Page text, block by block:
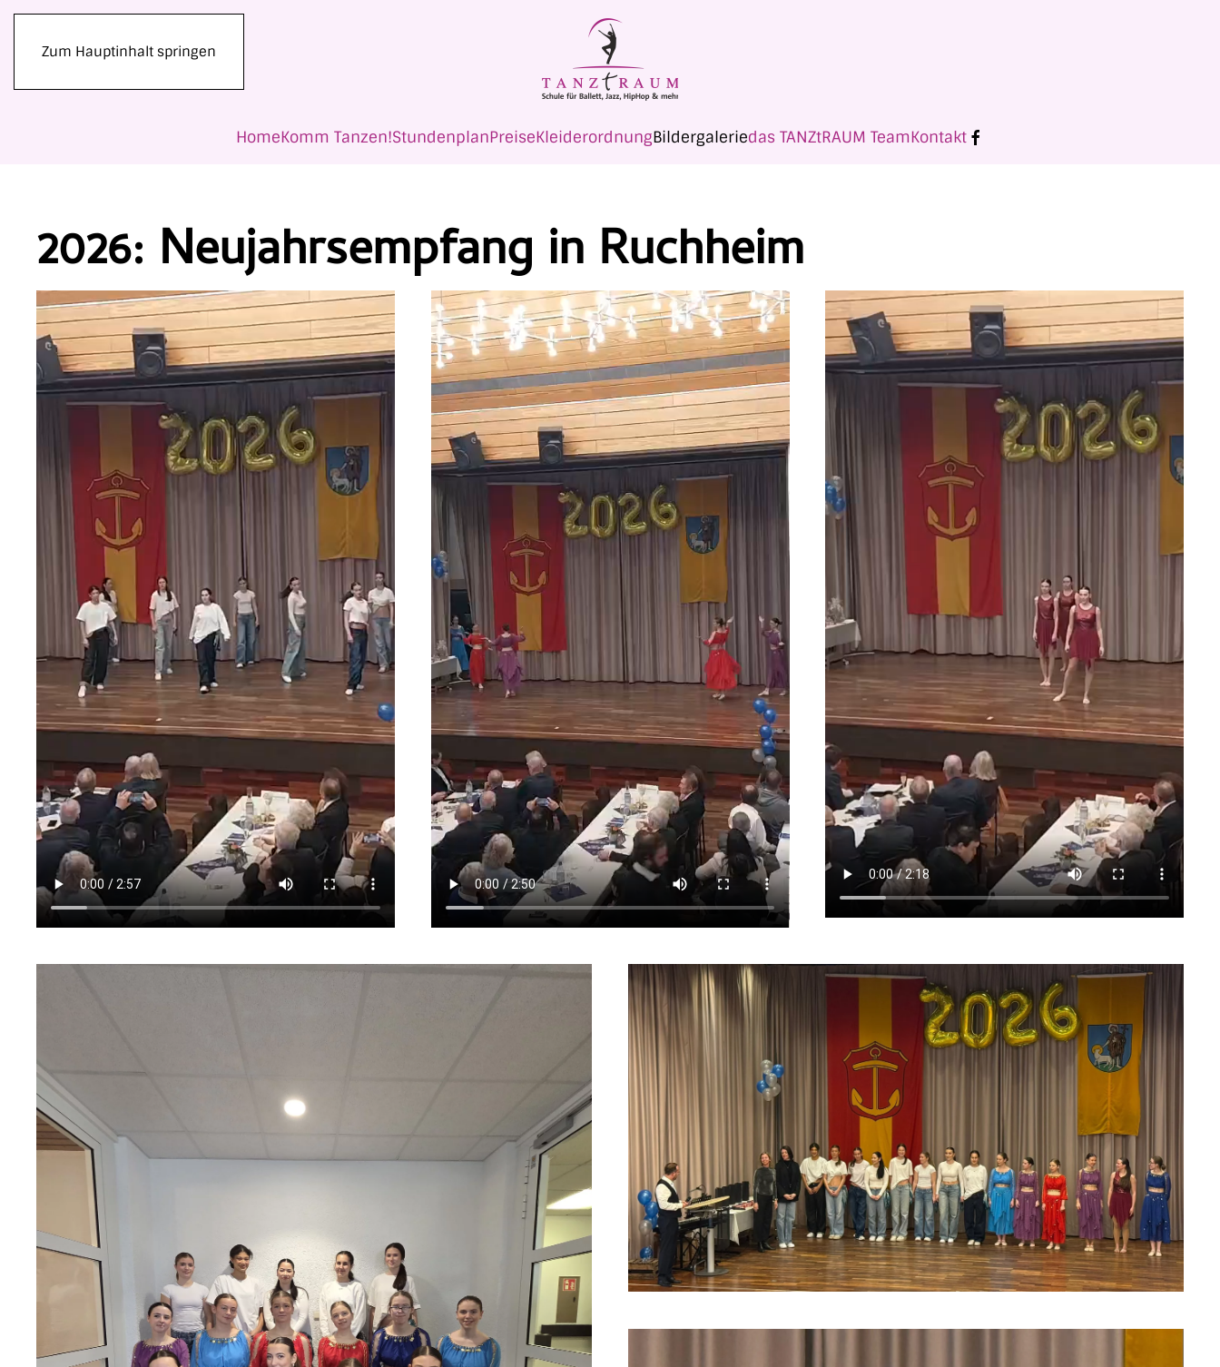
Zum Hauptinhalt springen
HomeKomm Tanzen!StundenplanPreiseKleiderordnungBildergaleriedas TANZtRAUM TeamKontakt
2026: Neujahrsempfang in Ruchheim